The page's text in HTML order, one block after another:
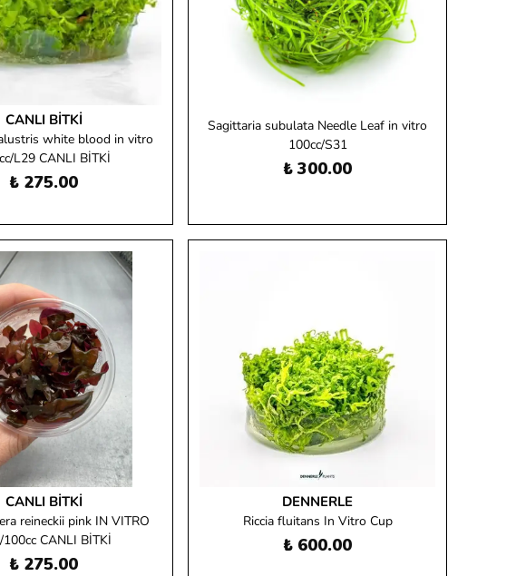
CANLI BITKI
white blood in vitro
L29 CANLI BİTKİ
₺ 275.00
Sagittaria subulata Needle Leaf in vitro
100cc/S31
₺ 300.00
CANLI BITKI
reineckii pink IN VITRO
CANLI BİTKİ
₺ 275.00
DENNERLE
Riccia fluitans In Vitro Cup
₺ 600.00